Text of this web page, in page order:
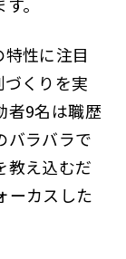
性に注目
くりを実
者9名は職歴
バラバラで
教え込むだ
ーカスした